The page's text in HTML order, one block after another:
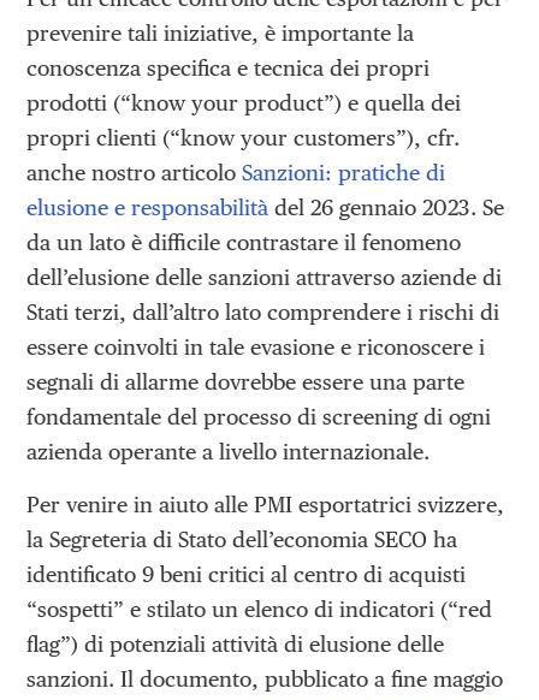
prevenire tali iniziative, è importante la
conoscenza specifica e tecnica dei propri
prodotti (“know your product”) e quella dei
propri clienti (“know your customers”), cfr.
anche nostro articoloSanzioni: pratiche di
elusione e responsabilità del 26 gennaio 2023. Se
da un lato è difficile contrastare il fenomeno
dell’elusione delle sanzioni attraverso aziende di
Stati terzi, dall’altro lato comprendere i rischi di
essere coinvolti in tale evasione e riconoscere i
segnali di allarme dovrebbe essere una parte
fondamentale del processo di screening di ogni
azienda operante a livello internazionale.
Per venire in aiuto alle PMI esportatrici svizzere,
la Segreteria di Stato dell’economia SECO ha
identificato 9 beni critici al centro di acquisti
“sospetti” e stilato un elenco di indicatori (“red
flag”) di potenziali attività di elusione delle
sanzioni. Il documento, pubblicato a fine maggio